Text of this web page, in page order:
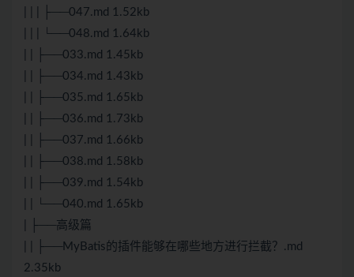
| | | ├──047.md 1.52kb
| | | └──048.md 1.64kb
| | ├──033.md 1.45kb
| | ├──034.md 1.43kb
| | ├──035.md 1.65kb
| | ├──036.md 1.73kb
| | ├──037.md 1.66kb
| | ├──038.md 1.58kb
| | ├──039.md 1.54kb
| | └──040.md 1.65kb
| ├──高级篇
| | ├──MyBatis的插件能够在哪些地方进行拦截？.md
2.35kb